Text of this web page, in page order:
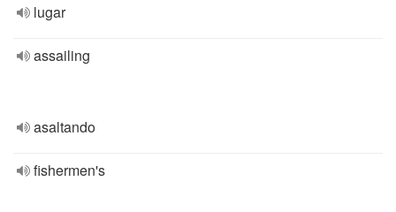
lugar
assailing
asaltando
fishermen's